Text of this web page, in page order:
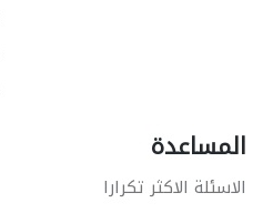
المساعدة
الاسئلة الاكثر تكرارا